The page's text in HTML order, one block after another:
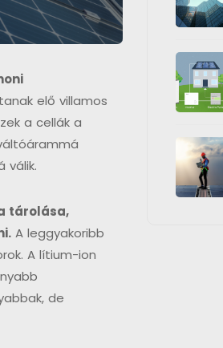
elő villamos
a cellák a
válik.
tárolása,
A leggyakoribb
A lítium-ion
de